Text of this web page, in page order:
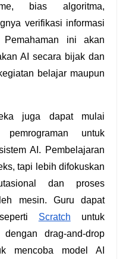
bias algoritma,
verifikasi informasi
Pemahaman ini akan
AI secara bijak dan
belajar maupun
juga dapat mulai
pemrograman untuk
AI. Pembelajaran
tapi lebih difokuskan
dan proses
mesin. Guru dapat
Scratch untuk
drag-and-drop
mencoba model AI